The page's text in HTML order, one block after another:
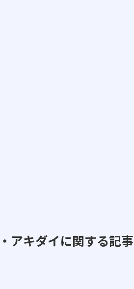
アキダイに関する記事